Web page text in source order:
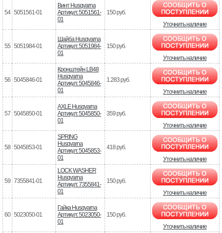
54 5051561-01
Винт Husqvarna
Артикул: 5051561-
01
150 руб.
Уточнить наличие
55 5051984-01
Шайба Husqvarna
Артикул: 5051984-
01
150 руб.
Уточнить наличие
56 5045846-01
Кронштейн LB48
Husqvarna
Артикул: 5045846-
01
1.283 руб.
Уточнить наличие
57 5045850-01
AXLE Husqvarna
Артикул: 5045850-
01
359 руб.
Уточнить наличие
58 5045853-01
SPRING
Husqvarna
Артикул: 5045853-
01
418 руб.
Уточнить наличие
59 7355841-01
LOCK WASHER
Husqvarna
Артикул: 7355841-
01
150 руб.
Уточнить наличие
60 5023050-01
Гайка Husqvarna
Артикул: 5023050-
01
150 руб.
Уточнить наличие